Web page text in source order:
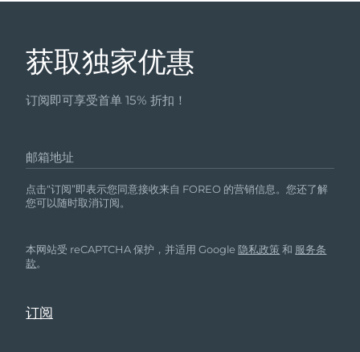
获取独家优惠
订阅即可享受首单 15% 折扣！
邮箱地址
点击“订阅”即表示您同意接收来自 FOREO 的营销信息。您还了解
您可以随时取消订阅。
本网站受 reCAPTCHA 保护，并适用 Google隐私政策 和 服务条
款。